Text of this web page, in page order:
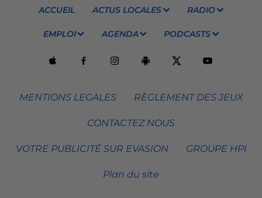
ACCUEIL ACTUS LOCALES RADIO
EMPLOI AGENDA PODCASTS
MENTIONS LEGALES RÈGLEMENT DES JEUX
CONTACTEZ NOUS
VOTRE PUBLICITÉ SUR EVASION GROUPE HPI
Plan du site